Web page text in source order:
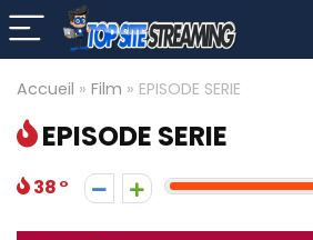
Accueil » Film » EPISODE SERIE
EPISODE SERIE
38